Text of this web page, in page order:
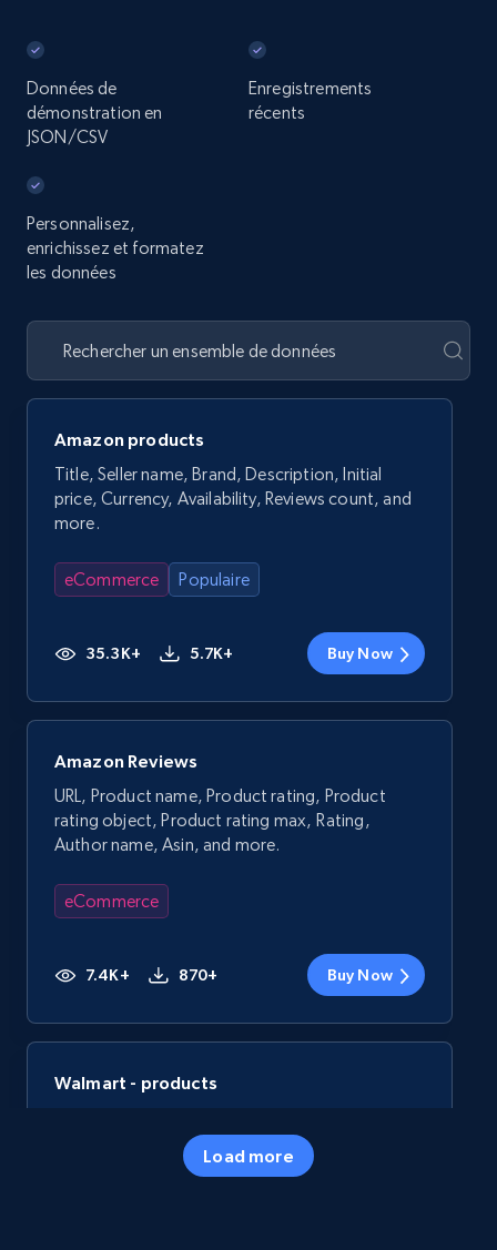
Données de
démonstration en
JSON/CSV
Enregistrements
récents
Personnalisez,
enrichissez et formatez
les données
Amazon products
Title, Seller name, Brand, Description, Initial
price, Currency, Availability, Reviews count, and
more.
eCommerce Populaire
35.3K+ 5.7K+ Buy Now
Amazon Reviews
URL, Product name, Product rating, Product
rating object, Product rating max, Rating,
Author name, Asin, and more.
eCommerce
7.4K+ 870+ Buy Now
Walmart - products
Specifications, Image urls, Top reviews, and
Load more